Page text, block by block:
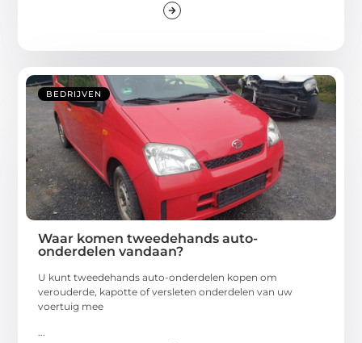
BEDRIJVEN
Waar komen tweedehands auto-
onderdelen vandaan?
U kunt tweedehands auto-onderdelen kopen om
verouderde, kapotte of versleten onderdelen van uw
voertuig mee
...